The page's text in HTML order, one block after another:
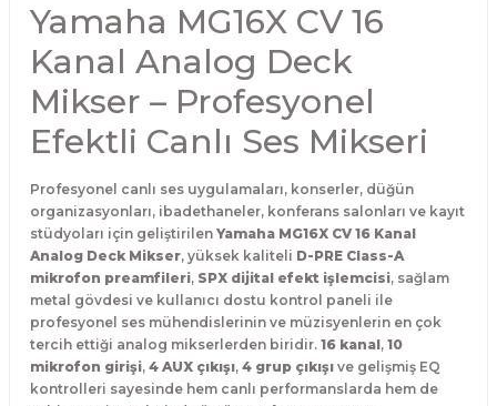
Yamaha MG16X CV 16
Kanal Analog Deck
Mikser – Profesyonel
Efektli Canlı Ses Mikseri
Profesyonel canlı ses uygulamaları, konserler, düğün
organizasyonları, ibadethaneler, konferans salonları ve kayıt
stüdyoları için geliştirilen Yamaha MG16X CV 16 Kanal
Analog Deck Mikser, yüksek kaliteli D-PRE Class-A
mikrofon preamfileri, SPX dijital efekt işlemcisi, sağlam
metal gövdesi ve kullanıcı dostu kontrol paneli ile
profesyonel ses mühendislerinin ve müzisyenlerin en çok
tercih ettiği analog mikserlerden biridir. 16 kanal, 10
mikrofon girişi, 4 AUX çıkışı, 4 grup çıkışı ve gelişmiş EQ
kontrolleri sayesinde hem canlı performanslarda hem de